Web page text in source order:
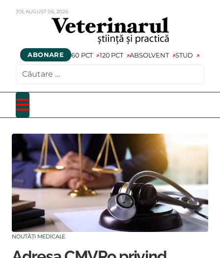
JOI,AUGUST06, 2026
ABONARE 60 PCT 120 PCT ABSOLVENT STUD
NOUTĂȚI MEDICALE